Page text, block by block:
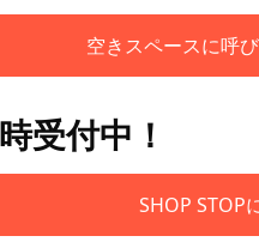
空きスペースに呼
受付中！
SHOP STOP